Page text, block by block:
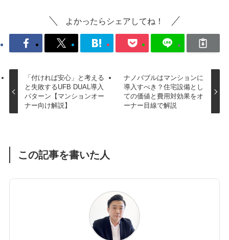
よかったらシェアしてね！
「付ければ安心」と考える
と失敗するUFB DUAL導入
パターン【マンションオー
ナー向け解説】
ナノバブルはマンションに
導入すべき？住宅設備とし
ての価値と費用対効果をオ
ーナー目線で解説
この記事を書いた人